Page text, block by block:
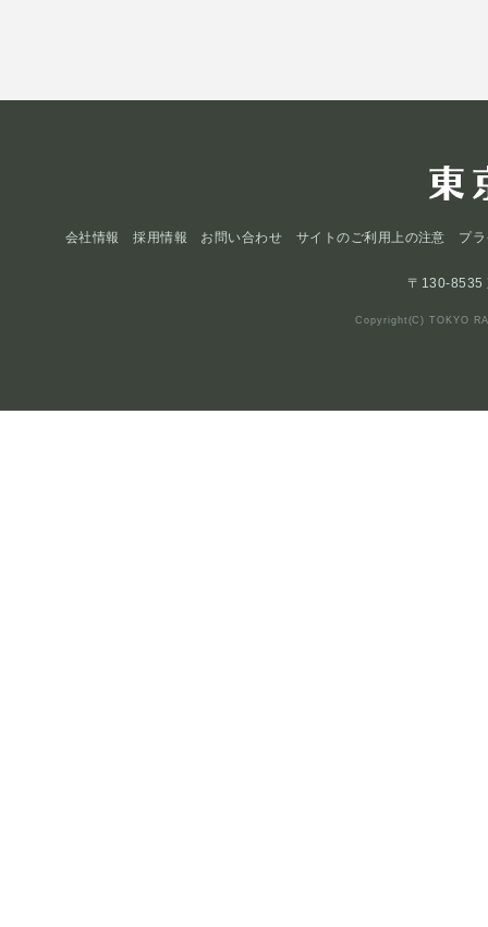
会社情報 採用情報 お問い合わせ サイトのご利用上の注意 プ
〒130-8535
Copyright(C) TOKYO